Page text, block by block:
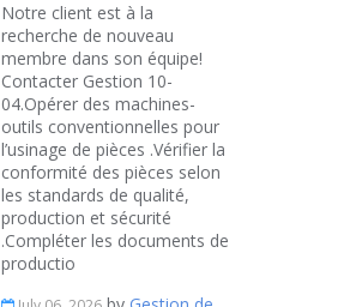
Notre client est à la
recherche de nouveau
membre dans son équipe!
Contacter Gestion 10-
04.Opérer des machines-
outils conventionnelles pour
l’usinage de pièces .Vérifier la
conformité des pièces selon
les standards de qualité,
production et sécurité
.Compléter les documents de
productio